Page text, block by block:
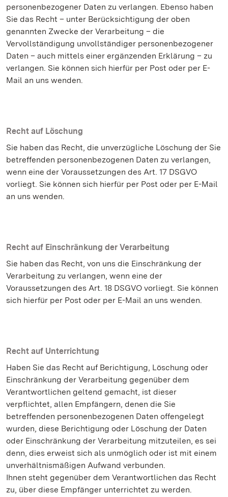
personenbezogener Daten zu verlangen. Ebenso haben
Sie das Recht – unter Berücksichtigung der oben
genannten Zwecke der Verarbeitung – die
Vervollständigung unvollständiger personenbezogener
Daten – auch mittels einer ergänzenden Erklärung – zu
verlangen. Sie können sich hierfür per Post oder per E-
Mail an uns wenden.
Recht auf Löschung
Sie haben das Recht, die unverzügliche Löschung der Sie
betreffenden personenbezogenen Daten zu verlangen,
wenn eine der Voraussetzungen des Art. 17 DSGVO
vorliegt. Sie können sich hierfür per Post oder per E-Mail
an uns wenden.
Recht auf Einschränkung der Verarbeitung
Sie haben das Recht, von uns die Einschränkung der
Verarbeitung zu verlangen, wenn eine der
Voraussetzungen des Art. 18 DSGVO vorliegt. Sie können
sich hierfür per Post oder per E-Mail an uns wenden.
Recht auf Unterrichtung
Haben Sie das Recht auf Berichtigung, Löschung oder
Einschränkung der Verarbeitung gegenüber dem
Verantwortlichen geltend gemacht, ist dieser
verpflichtet, allen Empfängern, denen die Sie
betreffenden personenbezogenen Daten offengelegt
wurden, diese Berichtigung oder Löschung der Daten
oder Einschränkung der Verarbeitung mitzuteilen, es sei
denn, dies erweist sich als unmöglich oder ist mit einem
unverhältnismäßigen Aufwand verbunden.
Ihnen steht gegenüber dem Verantwortlichen das Recht
zu, über diese Empfänger unterrichtet zu werden.